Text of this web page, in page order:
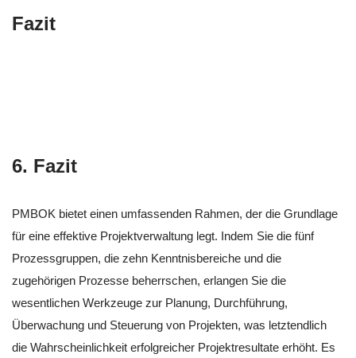
Fazit
6. Fazit
PMBOK bietet einen umfassenden Rahmen, der die Grundlage
für eine effektive Projektverwaltung legt. Indem Sie die fünf
Prozessgruppen, die zehn Kenntnisbereiche und die
zugehörigen Prozesse beherrschen, erlangen Sie die
wesentlichen Werkzeuge zur Planung, Durchführung,
Überwachung und Steuerung von Projekten, was letztendlich
die Wahrscheinlichkeit erfolgreicher Projektresultate erhöht. Es